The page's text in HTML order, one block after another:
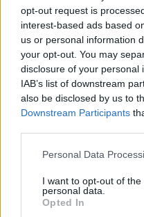
opt-out request is
interest-based ads based
us or personal information
your opt-out. You may
disclosure of your personal
IAB’s list of downstream
also be disclosed by us to
Downstream Participants
Personal Data
I want to opt-out of
personal data.
Opted In
2.⁠ ⁠⁠Jokainen saa osallistua
vain Epicbetin asiakkaille.
3.⁠ Ottelun lopputuloksen